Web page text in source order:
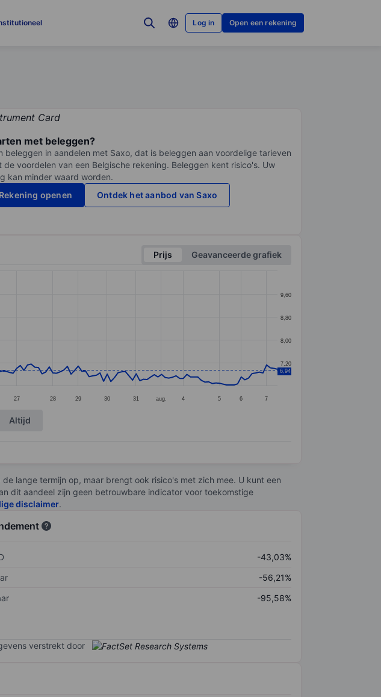
Log in Open een rekening
met beleggen?
beleggen in aandelen met Saxo, dat is beleggen aan voordelige tarieven
de voordelen van een Belgische rekening. Beleggen kent risico's. Uw
kan minder waard worden.
Rekening openen
Ontdek het aanbod van Saxo
Prijs
Geavanceerde grafiek
27 28 29 30 31 aug. 4 5 6 7
7,20
8,00
8,80
9,60
6,94
Altijd
lange termijn op, maar brengt ook risico's met zich mee. U kunt een
dit aandeel zijn geen betrouwbare indicator voor toekomstige
disclaimer.
-43,03%
-56,21%
-95,58%
verstrekt door